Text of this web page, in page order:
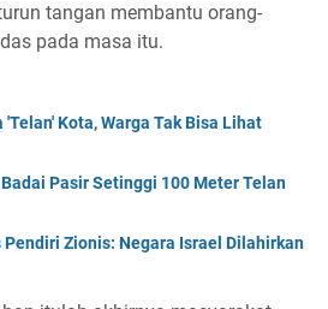
tangan membantu orang-
pada masa itu.
Kota, Warga Tak Bisa Lihat
Pasir Setinggi 100 Meter Telan
Pendiri Zionis: Negara Israel Dilahirkan